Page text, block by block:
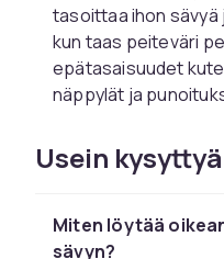
tasoittaa ihon sävyä
kun taas peiteväri
epätasaisuudet
näppylät ja
peitevärejä kaikissa
koostumuksissa.
Löydä oikea
Usein
Miten löytää
sävyn?